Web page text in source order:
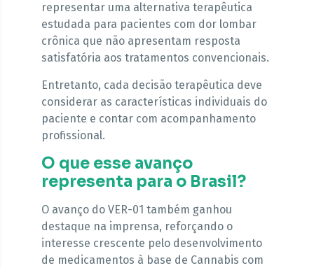
representar uma alternativa terapêutica
estudada para pacientes com dor lombar
crônica que não apresentam resposta
satisfatória aos tratamentos convencionais.
Entretanto, cada decisão terapêutica deve
considerar as características individuais do
paciente e contar com acompanhamento
profissional.
O que esse avanço
representa para o Brasil?
O avanço do VER-01 também ganhou
destaque na imprensa, reforçando o
interesse crescente pelo desenvolvimento
de medicamentos à base de Cannabis com